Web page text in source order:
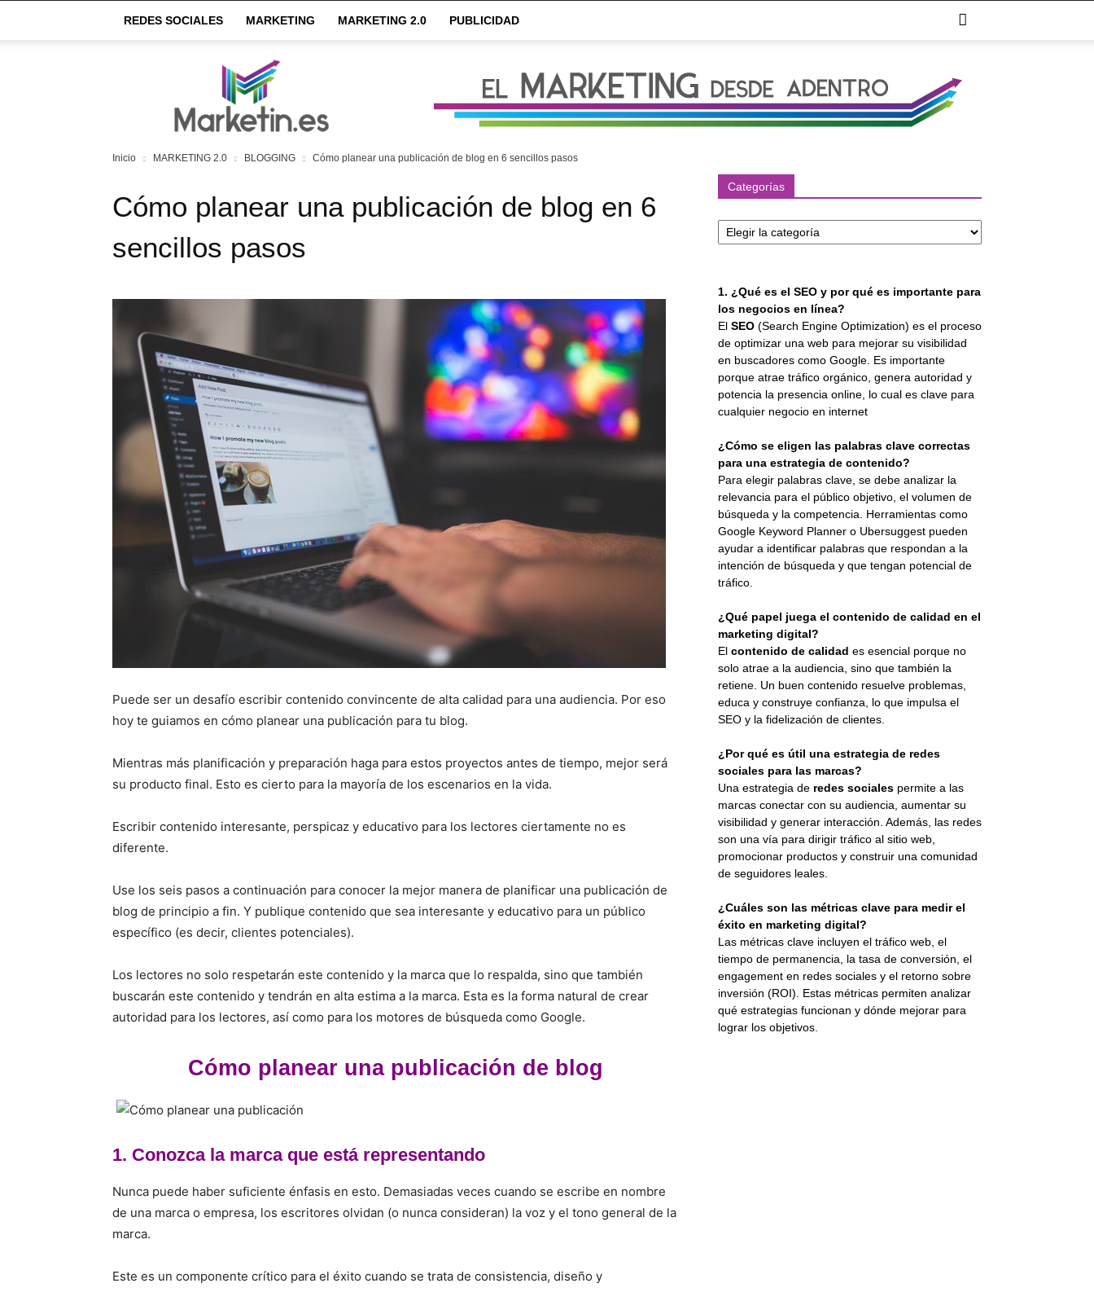
REDES SOCIALES MARKETING MARKETING 2.0 PUBLICIDAD
Inicio MARKETING 2.0 BLOGGING Cómo planear una publicación de blog en 6 sencillos pasos
Cómo planear una publicación de blog en 6
sencillos pasos
Puede ser un desafío escribir contenido convincente de alta calidad para una audiencia. Por eso
hoy te guiamos en cómo planear una publicación para tu blog.
Mientras más planificación y preparación haga para estos proyectos antes de tiempo, mejor será
su producto final. Esto es cierto para la mayoría de los escenarios en la vida.
Escribir contenido interesante, perspicaz y educativo para los lectores ciertamente no es
diferente.
Use los seis pasos a continuación para conocer la mejor manera de planificar una publicación de
blog de principio a fin. Y publique contenido que sea interesante y educativo para un público
específico (es decir, clientes potenciales).
Los lectores no solo respetarán este contenido y la marca que lo respalda, sino que también
buscarán este contenido y tendrán en alta estima a la marca. Esta es la forma natural de crear
autoridad para los lectores, así como para los motores de búsqueda como Google.
Cómo planear una publicación de blog
1. Conozca la marca que está representando
Nunca puede haber suficiente énfasis en esto. Demasiadas veces cuando se escribe en nombre
de una marca o empresa, los escritores olvidan (o nunca consideran) la voz y el tono general de la
marca.
Este es un componente crítico para el éxito cuando se trata de consistencia, diseño y
Categorías
1. ¿Qué es el SEO y por qué es importante para
los negocios en línea?
El SEO (Search Engine Optimization) es el proceso
de optimizar una web para mejorar su visibilidad
en buscadores como Google. Es importante
porque atrae tráfico orgánico, genera autoridad y
potencia la presencia online, lo cual es clave para
cualquier negocio en internet
¿Cómo se eligen las palabras clave correctas
para una estrategia de contenido?
Para elegir palabras clave, se debe analizar la
relevancia para el público objetivo, el volumen de
búsqueda y la competencia. Herramientas como
Google Keyword Planner o Ubersuggest pueden
ayudar a identificar palabras que respondan a la
intención de búsqueda y que tengan potencial de
tráfico.
¿Qué papel juega el contenido de calidad en el
marketing digital?
El contenido de calidad es esencial porque no
solo atrae a la audiencia, sino que también la
retiene. Un buen contenido resuelve problemas,
educa y construye confianza, lo que impulsa el
SEO y la fidelización de clientes.
¿Por qué es útil una estrategia de redes
sociales para las marcas?
Una estrategia de redes sociales permite a las
marcas conectar con su audiencia, aumentar su
visibilidad y generar interacción. Además, las redes
son una vía para dirigir tráfico al sitio web,
promocionar productos y construir una comunidad
de seguidores leales.
¿Cuáles son las métricas clave para medir el
éxito en marketing digital?
Las métricas clave incluyen el tráfico web, el
tiempo de permanencia, la tasa de conversión, el
engagement en redes sociales y el retorno sobre
inversión (ROI). Estas métricas permiten analizar
qué estrategias funcionan y dónde mejorar para
lograr los objetivos.